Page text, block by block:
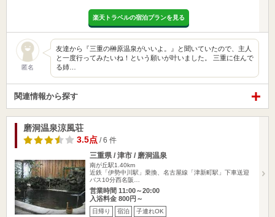
楽天トラベルの宿泊プランを見る
匿名
友達から『三重の榊原温泉がいいよ。』と聞いていたので、主人
と一度行ってみたいね！という願いが叶いました。 三重に住んで
る姉…
関連情報から探す
磨洞温泉涼風荘
3.5点 / 6 件
三重県 / 津市 / 磨洞温泉
南が丘駅1.40km
近鉄「伊勢中川駅」乗換、名古屋線「津新町駅」下車送迎
バス10分西名阪…
営業時間 11:00～20:00
入浴料金 800円～
日帰り 宿泊 子連れOK